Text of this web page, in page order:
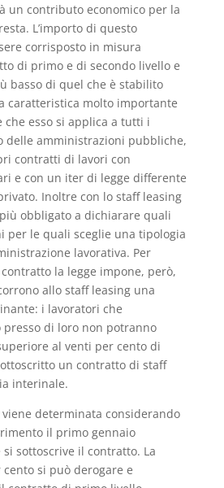
un contributo economico per la
L’importo di questo
corrisposto in misura
di primo e di secondo livello e
basso di quel che è stabilito
caratteristica molto importante
che esso si applica a tutti i
delle amministrazioni pubbliche,
contratti di lavori con
e con un iter di legge differente
Inoltre con lo staff leasing
obbligato a dichiarare quali
per le quali sceglie una tipologia
lavorativa. Per
la legge impone, però,
allo staff leasing una
i lavoratori che
presso di loro non potranno
al venti per cento di
un contratto di staff
interinale.
determinata considerando
il primo gennaio
si sottoscrive il contratto. La
si può derogare e